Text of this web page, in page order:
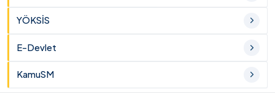
YÖKSİS
E-Devlet
KamuSM